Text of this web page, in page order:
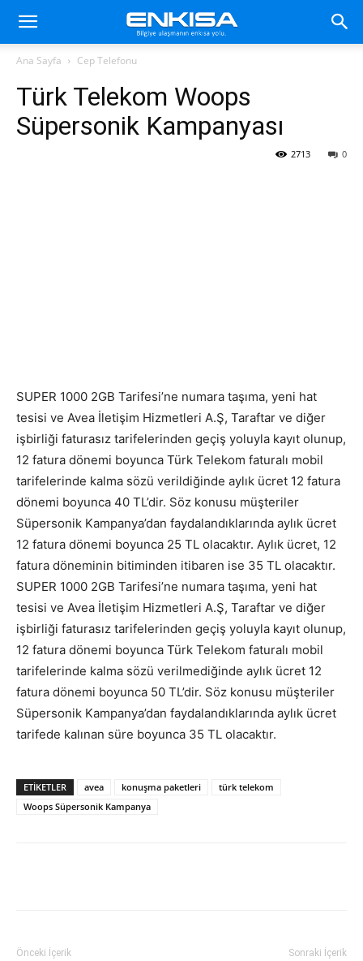
Ana Sayfa Cep Telefonu
Türk Telekom Woops
Süpersonik Kampanyası
0
2713
SUPER 1000 2GB Tarifesi’ne numara taşıma, yeni hat
tesisi ve Avea İletişim Hizmetleri A.Ş, Taraftar ve diğer
işbirliği faturasız tarifelerinden geçiş yoluyla kayıt olunup,
12 fatura dönemi boyunca Türk Telekom faturalı mobil
tarifelerinde kalma sözü verildiğinde aylık ücret 12 fatura
dönemi boyunca 40 TL’dir. Söz konusu müşteriler
Süpersonik Kampanya’dan faydalandıklarında aylık ücret
12 fatura dönemi boyunca 25 TL olacaktır. Aylık ücret, 12
fatura döneminin bitiminden itibaren ise 35 TL olacaktır.
SUPER 1000 2GB Tarifesi’ne numara taşıma, yeni hat
tesisi ve Avea İletişim Hizmetleri A.Ş, Taraftar ve diğer
işbirliği faturasız tarifelerinden geçiş yoluyla kayıt olunup,
12 fatura dönemi boyunca Türk Telekom faturalı mobil
tarifelerinde kalma sözü verilmediğinde aylık ücret 12
fatura dönemi boyunca 50 TL’dir. Söz konusu müşteriler
Süpersonik Kampanya’dan faydalandıklarında aylık ücret
tarifede kalınan süre boyunca 35 TL olacaktır.
ETIKETLER avea konuşma paketleri
türk telekom
Woops Süpersonik Kampanya
Önceki İçerik Sonraki İçerik